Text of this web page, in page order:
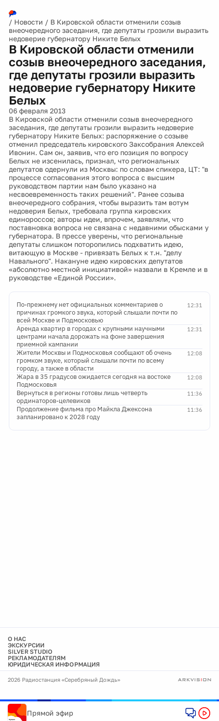
/ Новости / В Кировской области отменили созыв
внеочередного заседания, где депутаты грозили выразить
недоверие губернатору Никите Белых
В Кировской области отменили
созыв внеочередного заседания,
где депутаты грозили выразить
недоверие губернатору Никите
Белых
06 февраля 2013
В Кировской области отменили созыв внеочередного
заседания, где депутаты грозили выразить недоверие
губернатору Никите Белых: распоряжение о созыве
отменил председатель кировского Заксобрания Алексей
Ивонин. Сам он, заявив, что его позиция по вопросу
Белых не изсенилась, признал, что региональных
депутатов одернули из Москвы: по словам спикера, ЦТ: "в
процессе согласования этого вопроса с высшим
руководством партии нам было указано на
несвоевременность таких решений". Ранее созыва
внеочередного собрания, чтобы выразить там вотум
недоверия Белых, требовала группа кировских
единороссов; авторы идеи, впрочем, заявляли, что
поставновка вопроса не связана с недавними обысками у
губернатора. В прессе уверены, что региональные
депутаты слишком поторопились подхватить идею,
витающую в Москве - привязать Белых к т.н. "делу
Навального". Накануне идею кировских депутатов
«абсолютно местной инициативой» назвали в Кремле и в
руководстве «Единой России».
12:31
По-прежнему нет официальных комментариев о
причинах громкого звука, который слышали почти по
всей Москве и Подмосковью
12:31
Аренда квартир в городах с крупными научными
центрами начала дорожать на фоне завершения
приемной кампании
12:08
Жители Москвы и Подмосковья сообщают об очень
громком звуке, который слышали почти по всему
городу, а также в области
12:08
Жара в 35 градусов ожидается сегодня на востоке
Подмосковья
11:36
Вернуться в регионы готовы лишь четверть
ординаторов-целевиков
11:36
Продолжение фильма про Майкла Джексона
запланировано к 2028 году
О НАС
ЭКСКУРСИИ
SILVER STUDIO
РЕКЛАМОДАТЕЛЯМ
ЮРИДИЧЕСКАЯ ИНФОРМАЦИЯ
2026 Радиостанция «Серебряный Дождь»
Прямой эфир